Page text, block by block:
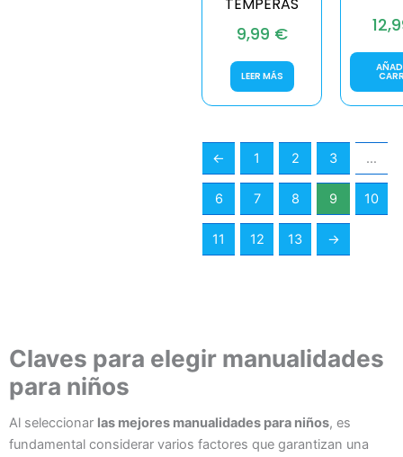
9,99 €
LEER MÁS
← 1 2 3 …
6 7 8 9 10
11 12 13 →
Claves para elegir manualidades
para niños
Al seleccionar las mejores manualidades para niños, es
fundamental considerar varios factores que garantizan una